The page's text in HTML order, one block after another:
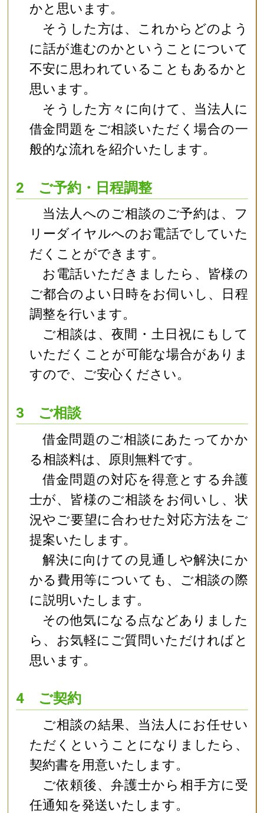
かと思います。
そうした方は、これからどのよう
に話が進むのかということについて
不安に思われていることもあるかと
思います。
そうした方々に向けて、当法人に
借金問題をご相談いただく場合の一
般的な流れを紹介いたします。
2 ご予約・日程調整
当法人へのご相談のご予約は、フ
リーダイヤルへのお電話でしていた
だくことができます。
お電話いただきましたら、皆様の
ご都合のよい日時をお伺いし、日程
調整を行います。
ご相談は、夜間・土日祝にもして
いただくことが可能な場合がありま
すので、ご安心ください。
3 ご相談
借金問題のご相談にあたってかか
る相談料は、原則無料です。
借金問題の対応を得意とする弁護
士が、皆様のご相談をお伺いし、状
況やご要望に合わせた対応方法をご
提案いたします。
解決に向けての見通しや解決にか
かる費用等についても、ご相談の際
に説明いたします。
その他気になる点などありました
ら、お気軽にご質問いただければと
思います。
4 ご契約
ご相談の結果、当法人にお任せい
ただくということになりましたら、
契約書を用意いたします。
ご依頼後、弁護士から相手方に受
任通知を発送いたします。